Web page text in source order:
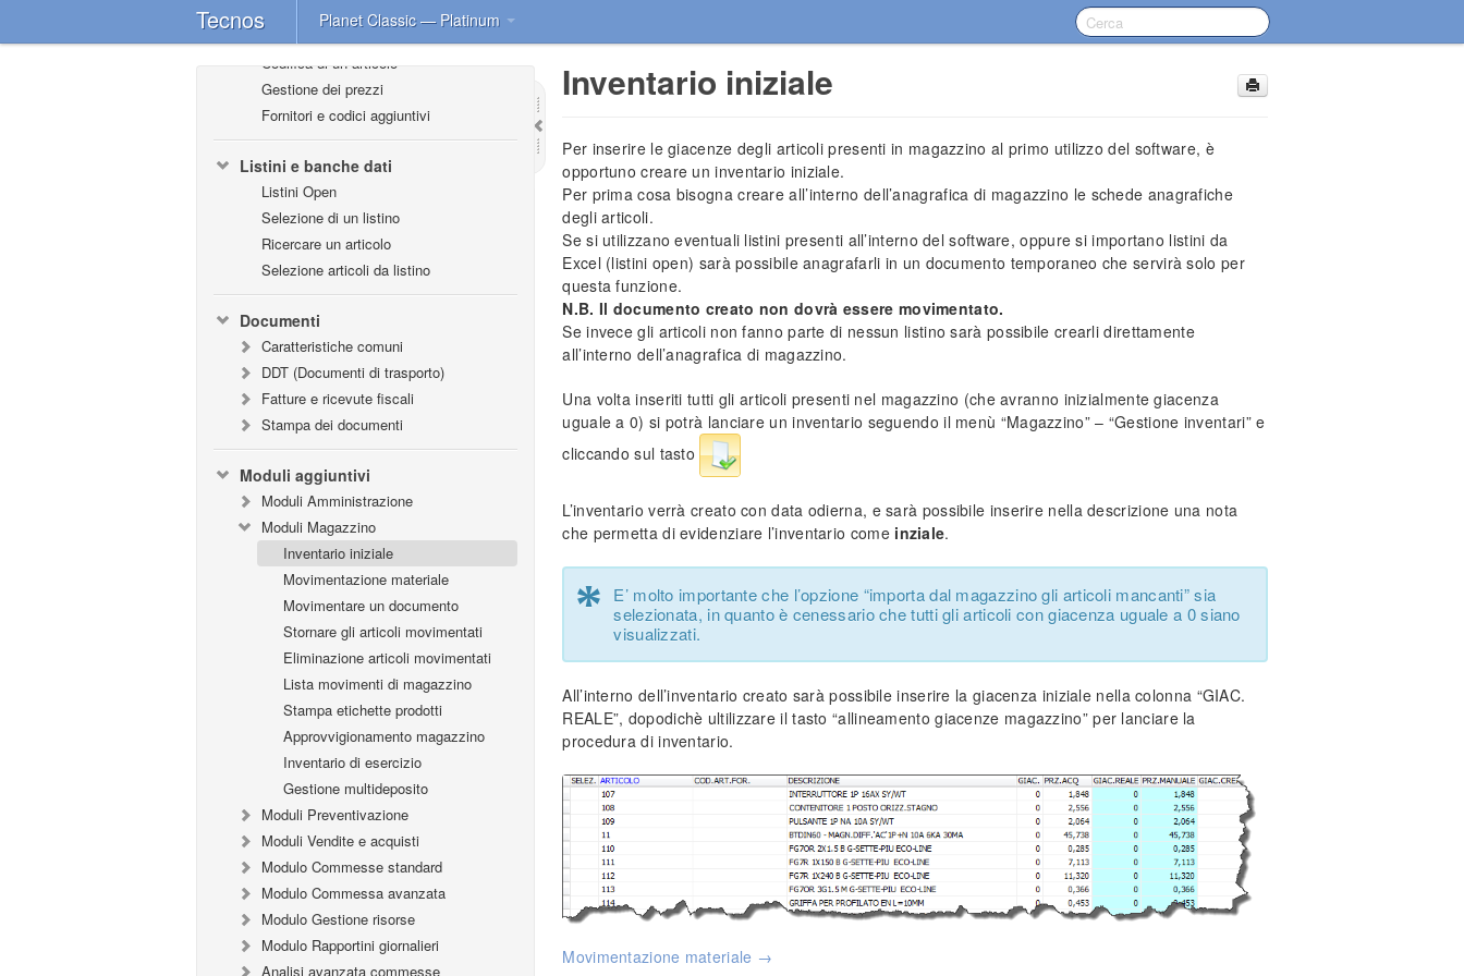
Tecnos Planet Classic — Platinum
Anagrafica di magazzino
Articolo di magazzino
Codifica di un articolo
Gestione dei prezzi
Fornitori e codici aggiuntivi
Listini e banche dati
Listini Open
Selezione di un listino
Ricercare un articolo
Selezione articoli da listino
Documenti
Caratteristiche comuni
DDT (Documenti di trasporto)
Fatture e ricevute fiscali
Stampa dei documenti
Moduli aggiuntivi
Moduli Amministrazione
Moduli Magazzino
Inventario iniziale
Movimentazione materiale
Movimentare un documento
Stornare gli articoli movimentati
Eliminazione articoli movimentati
Lista movimenti di magazzino
Stampa etichette prodotti
Approvvigionamento magazzino
Inventario di esercizio
Gestione multideposito
Moduli Preventivazione
Moduli Vendite e acquisti
Modulo Commesse standard
Modulo Commessa avanzata
Modulo Gestione risorse
Modulo Rapportini giornalieri
Analisi avanzata commesse
Inventario iniziale
Per inserire le giacenze degli articoli presenti in magazzino al primo utilizzo del software, è
opportuno creare un inventario iniziale.
Per prima cosa bisogna creare all’interno dell’anagrafica di magazzino le schede anagrafiche
degli articoli.
Se si utilizzano eventuali listini presenti all’interno del software, oppure si importano listini da
Excel (listini open) sarà possibile anagrafarli in un documento temporaneo che servirà solo per
questa funzione.
N.B. Il documento creato non dovrà essere movimentato.
Se invece gli articoli non fanno parte di nessun listino sarà possibile crearli direttamente
all’interno dell’anagrafica di magazzino.
Una volta inseriti tutti gli articoli presenti nel magazzino (che avranno inizialmente giacenza
uguale a 0) si potrà lanciare un inventario seguendo il menù “Magazzino” – “Gestione inventari” e
cliccando sul tasto
L’inventario verrà creato con data odierna, e sarà possibile inserire nella descrizione una nota
che permetta di evidenziare l’inventario come inziale.
*
E’ molto importante che l’opzione “importa dal magazzino gli articoli mancanti” sia
selezionata, in quanto è cenessario che tutti gli articoli con giacenza uguale a 0 siano
visualizzati.
All’interno dell’inventario creato sarà possibile inserire la giacenza iniziale nella colonna “GIAC.
REALE”, dopodichè ultilizzare il tasto “allineamento giacenze magazzino” per lanciare la
procedura di inventario.
Movimentazione materiale →